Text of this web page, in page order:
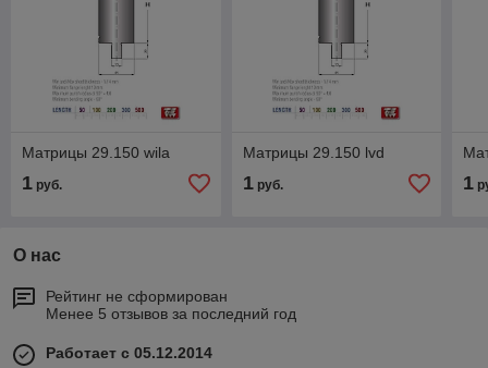
Матрицы 29.150 wila
1 руб.
Матрицы 29.150 lvd
1руб. 1
О нас
Рейтинг не сформирован
Менее 5 отзывов за последний год
Работает с 05.12.2014